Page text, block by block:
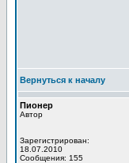
Вернуться к началу
Пионер
Автор
Зарегистрирован:
18.07.2010
Сообщения: 155